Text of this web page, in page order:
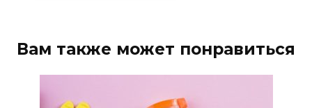
Вам также может понравиться